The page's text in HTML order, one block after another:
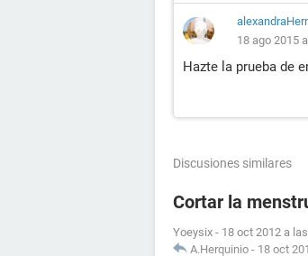
18 ago 2015
Hazte la prueba de
Discusiones similares
Cortar la
Yoeysix - 18 oct 2012 a
A.Herquinio - 18 oct